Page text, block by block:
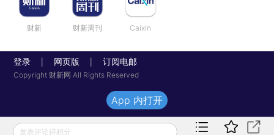
财新 财新周刊 Caixin
登录 网页版 订阅电邮
Copyright 财新网 All Rights Reserved
发表评论得积分
App 内打开